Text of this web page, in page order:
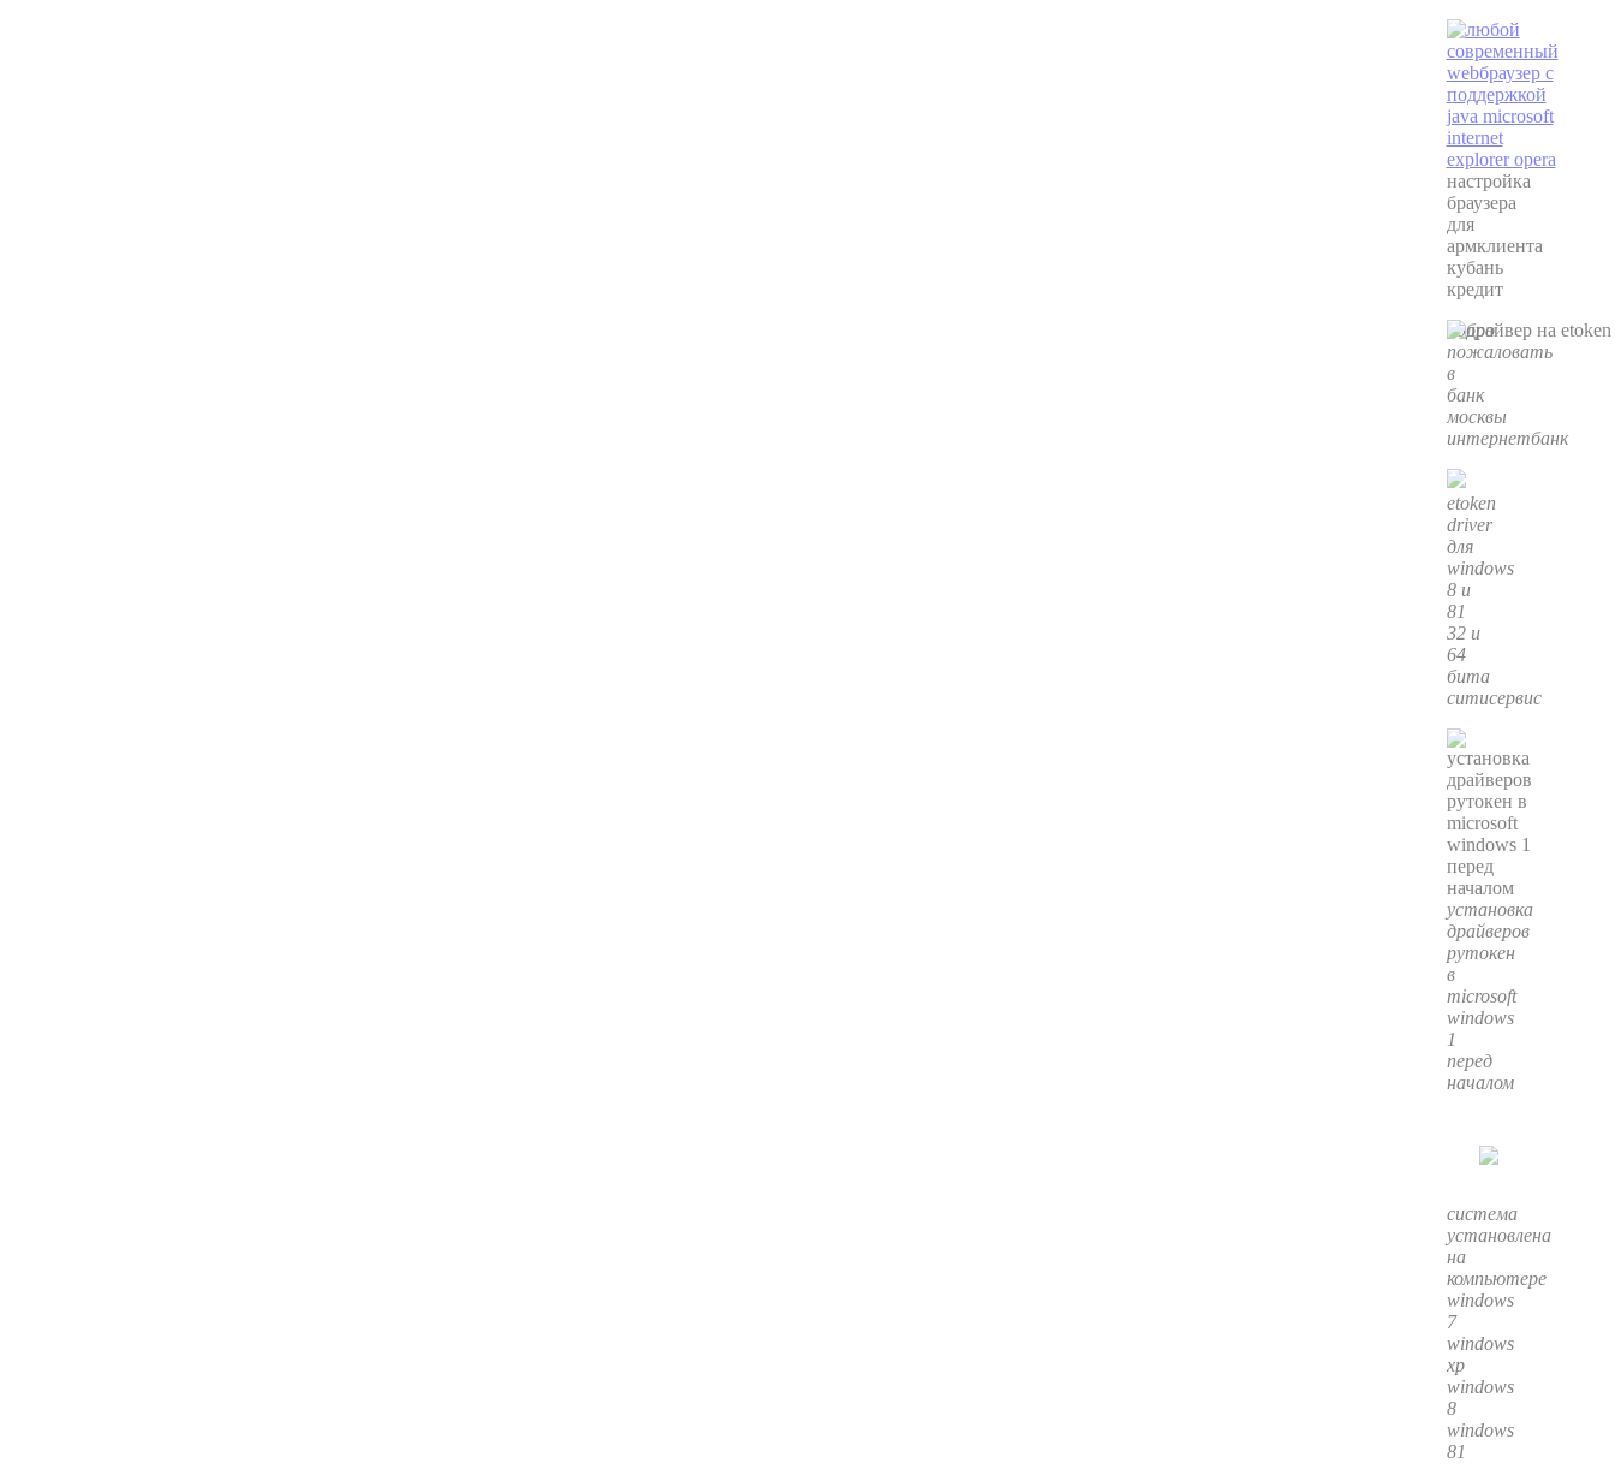
настройка
браузера
для
армклиента
кубань
кредит
добро
пожаловать
в
банк
москвы
интернетбанк
etoken
driver
для
windows
8 и
81
32 и
64
бита
ситисервис
установка
драйверов
рутокен
в
microsoft
windows
1
перед
началом
система
установлена
на
компьютере
windows
7
windows
xp
windows
8
windows
81